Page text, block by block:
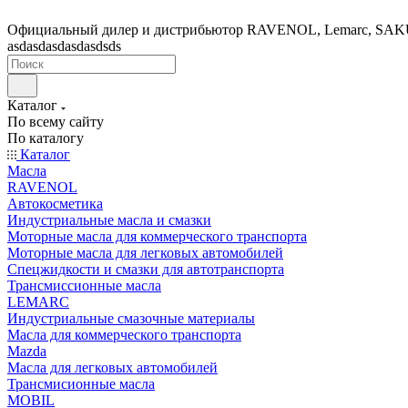
Официальный дилер и дистрибьютор RAVENOL, Lemarc,
asdasdasdasdasdsds
Каталог
По всему сайту
По каталогу
Каталог
Масла
RAVENOL
Автокосметика
Индустриальные масла и смазки
Моторные масла для коммерческого транспорта
Моторные масла для легковых автомобилей
Спецжидкости и смазки для автотранспорта
Трансмиссионные масла
LEMARC
Индустриальные смазочные материалы
Масла для коммерческого транспорта
Mazda
Масла для легковых автомобилей
Трансмисионные масла
MOBIL